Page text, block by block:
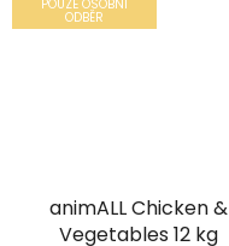
POUZE OSOBNÍ
ODBĚR
animALL Chicken &
Vegetables 12 kg